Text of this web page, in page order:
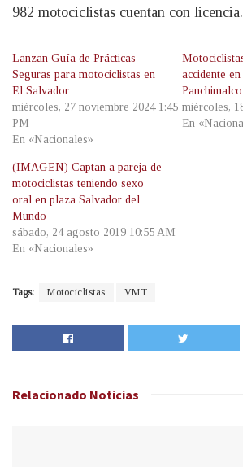
982 motociclistas cuentan con licencia.
Lanzan Guía de Prácticas
Seguras para motociclistas en
El Salvador
miércoles, 27 noviembre 2024 1:45
PM
En «Nacionales»
accidente
Panchimalco
miércoles,
En
(IMAGEN) Captan a pareja de
motociclistas teniendo sexo
oral en plaza Salvador del
Mundo
sábado, 24 agosto 2019 10:55 AM
En «Nacionales»
Tags: Motociclistas VMT
Relacionado Noticias